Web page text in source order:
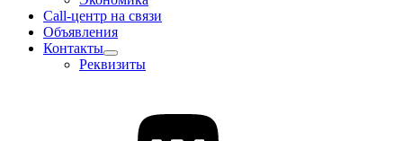
Call-центр на связи
Объявления
Контакты
Реквизиты